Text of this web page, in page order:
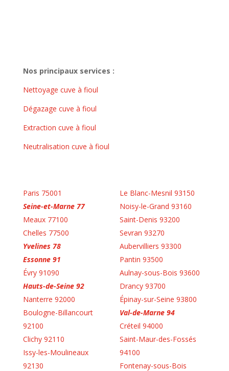
Nos principaux services :
Nettoyage cuve à fioul
Dégazage cuve à fioul
Extraction cuve à fioul
Neutralisation cuve à fioul
Paris 75001
Seine-et-Marne 77
Meaux 77100
Chelles 77500
Yvelines 78
Essonne 91
Évry 91090
Hauts-de-Seine 92
Nanterre 92000
Boulogne-Billancourt
92100
Clichy 92110
Issy-les-Moulineaux
92130
Le Blanc-Mesnil 93150
Noisy-le-Grand 93160
Saint-Denis 93200
Sevran 93270
Aubervilliers 93300
Pantin 93500
Aulnay-sous-Bois 93600
Drancy 93700
Épinay-sur-Seine 93800
Val-de-Marne 94
Créteil 94000
Saint-Maur-des-Fossés
94100
Fontenay-sous-Bois